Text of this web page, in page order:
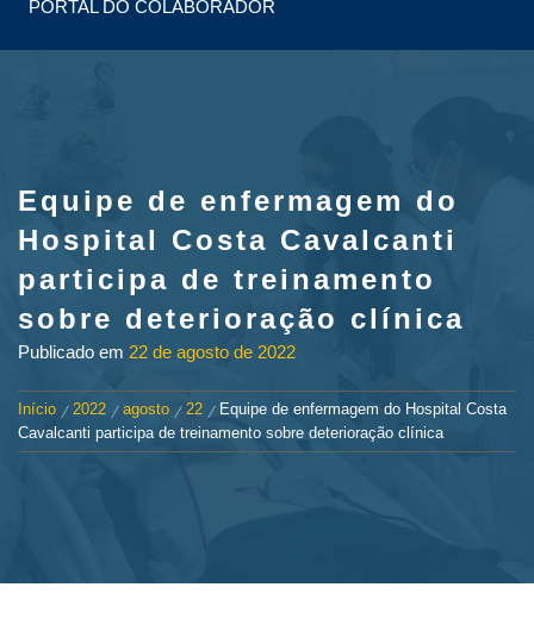
PORTAL DO COLABORADOR
Equipe de enfermagem do
Hospital Costa Cavalcanti
participa de treinamento
sobre deterioração clínica
Publicado em 22 de agosto de 2022
Início 2022 agosto 22
Equipe de enfermagem do Hospital Costa
Cavalcanti participa de treinamento sobre deterioração clínica